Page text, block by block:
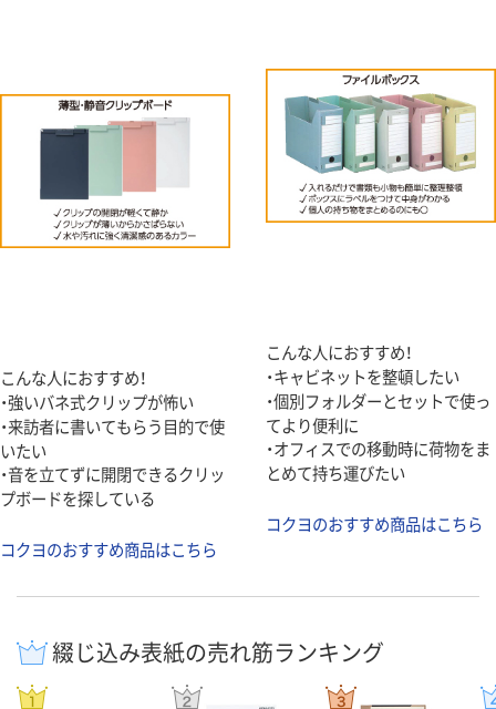
こんな人におすすめ！
・強いバネ式クリップが怖い
・来訪者に書いてもらう目的で使
いたい
・音を立てずに開閉できるクリッ
プボードを探している
コクヨのおすすめ商品はこちら
こんな人におすすめ！
・キャビネットを整頓したい
・個別フォルダーとセットで使っ
てより便利に
・オフィスでの移動時に荷物をま
とめて持ち運びたい
コクヨのおすすめ商品はこちら
綴じ込み表紙の売れ筋ランキング